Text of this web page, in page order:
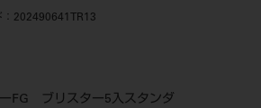
：202490641TR13
FG ブリスター5入スタンダ